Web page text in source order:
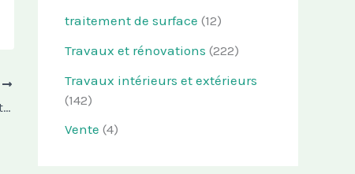
Bien choisir son carrelage : quand l’esthétique rime avec praticité et durabilité
traitement de surface (12)
Travaux et rénovations (222)
Travaux intérieurs et extérieurs
(142)
Vente (4)